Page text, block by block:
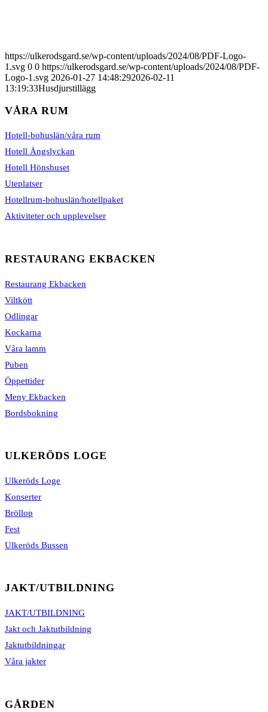
https://ulkerodsgard.se/wp-content/uploads/2024/08/PDF-Logo-
1.svg 0 0 https://ulkerodsgard.se/wp-content/uploads/2024/08/PDF-
Logo-1.svg 2026-01-27 14:48:292026-02-11
13:19:33Husdjurstillägg
VÅRA RUM
Hotell-bohuslän/våra rum
Hotell Ängslyckan
Hotell Hönshuset
Uteplatser
Hotellrum-bohuslän/hotellpaket
Aktiviteter och upplevelser
RESTAURANG EKBACKEN
Restaurang Ekbacken
Viltkött
Odlingar
Kockarna
Våra lamm
Puben
Öppettider
Meny Ekbacken
Bordsbokning
ULKERÖDS LOGE
Ulkeröds Loge
Konserter
Bröllop
Fest
Ulkeröds Bussen
JAKT/UTBILDNING
JAKT/UTBILDNING
Jakt och Jaktutbildning
Jaktutbildningar
Våra jakter
GÅRDEN